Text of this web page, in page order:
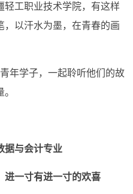
轻工职业技术学院，有这样
，以汗水为墨，在青春的画
年学子，一起聆听他们的故
据与会计专业
进一寸有进一寸的欢喜